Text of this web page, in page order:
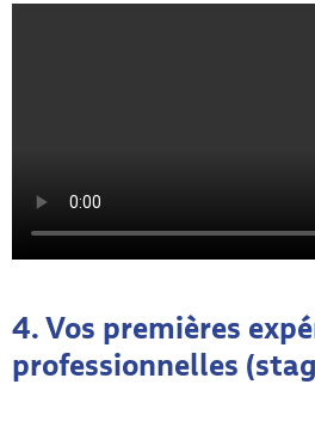
4. Vos premières
professionnelles